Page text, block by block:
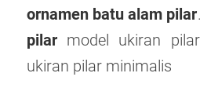
ornamen batu alam pilar.
pilarmodel ukiran
ukiran pilar minimalis